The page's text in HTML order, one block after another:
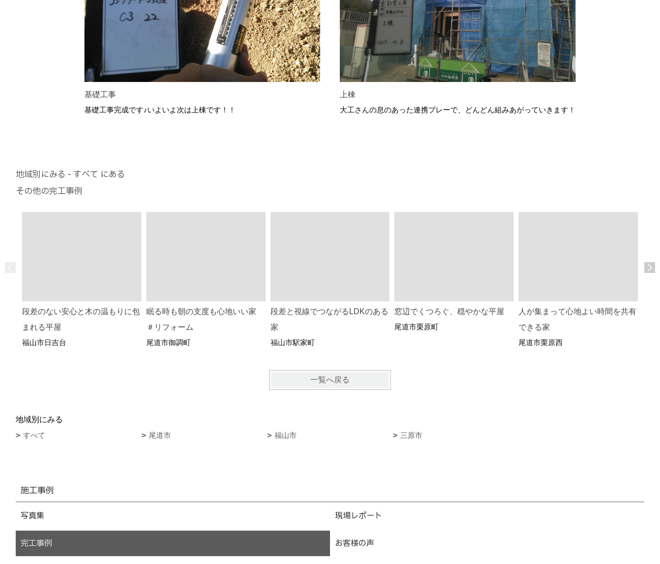
基礎工事
基礎工事完成です♪いよいよ次は上棟です！！
上棟
大工さんの息のあった連携プレーで、どんどん組みあがっていきます！
地域別にみる - すべて にある
その他の完工事例
段差のない安心と木の温もりに包
まれる平屋
福山市日吉台
眠る時も朝の支度も心地いい家
＃リフォーム
尾道市御調町
段差と視線でつながるLDKのある
家
福山市駅家町
窓辺でくつろぐ、穏やかな平屋
尾道市栗原町
人が集まって心地よい時間を共有
できる家
尾道市栗原西
一覧へ戻る
地域別にみる
すべて
尾道市 福山市 三原市
施工事例
写真集 現場レポート
完工事例 お客様の声